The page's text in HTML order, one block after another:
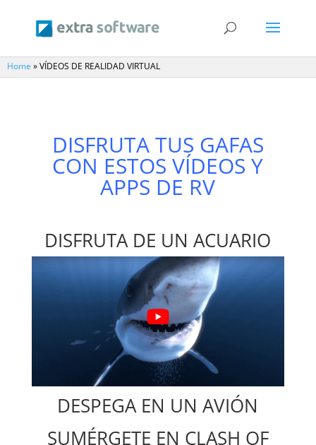
Home »VÍDEOS DE REALIDAD VIRTUAL
DISFRUTA TUS GAFAS
CON ESTOS VÍDEOS Y
APPS DE RV
DISFRUTA DE UN ACUARIO
DESPEGA EN UN AVIÓN
SUMÉRGETE EN CLASH OF